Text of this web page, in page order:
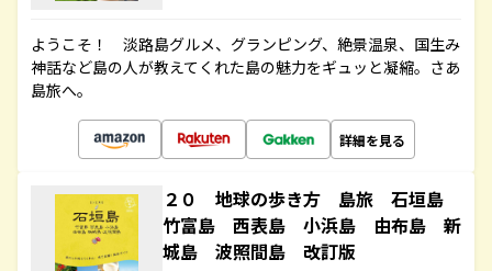
ようこそ！ 淡路島グルメ、グランピング、絶景温泉、国生み
神話など島の人が教えてくれた島の魅力をギュッと凝縮。さあ
島旅へ。
詳細を見る
２０ 地球の歩き方 島旅 石垣島
竹富島 西表島 小浜島 由布島 新
城島 波照間島 改訂版